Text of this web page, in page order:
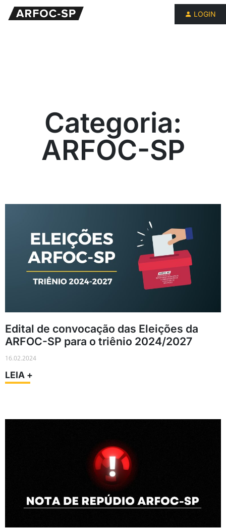
LOGIN
Categoria:
ARFOC-SP
Edital de convocação das Eleições da
ARFOC-SP para o triênio 2024/2027
16.02.2024
LEIA +